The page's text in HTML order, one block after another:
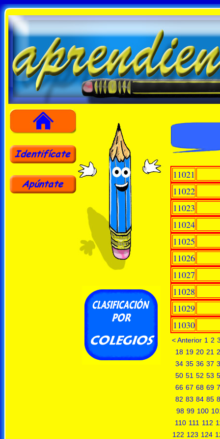
11021
11022
11023
11024
11025
11026
11027
11028
11029
11030
< Anterior 1 2
18 19 20 21
34 35 36 37
50 51 52 53
66 67 68 69
82 83 84 85
98 99 100
110 111 112
122 123 124